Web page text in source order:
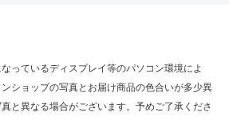
っているディスプレイ等のパソコン環境によ
ショップの写真とお届け商品の色合いが多少異
と異なる場合がございます。予めご了承くださ